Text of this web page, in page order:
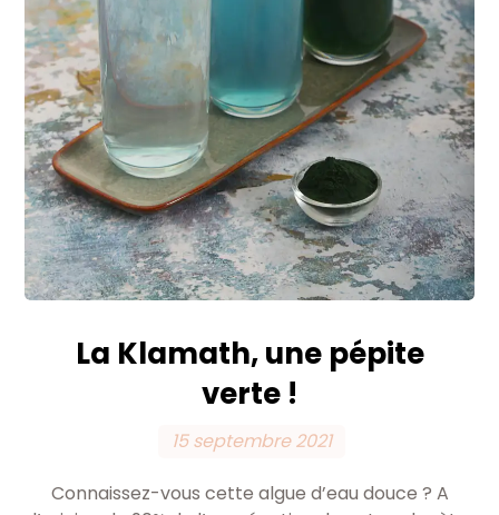
La Klamath, une pépite
verte !
15 septembre 2021
Connaissez-vous cette algue d’eau douce ? A